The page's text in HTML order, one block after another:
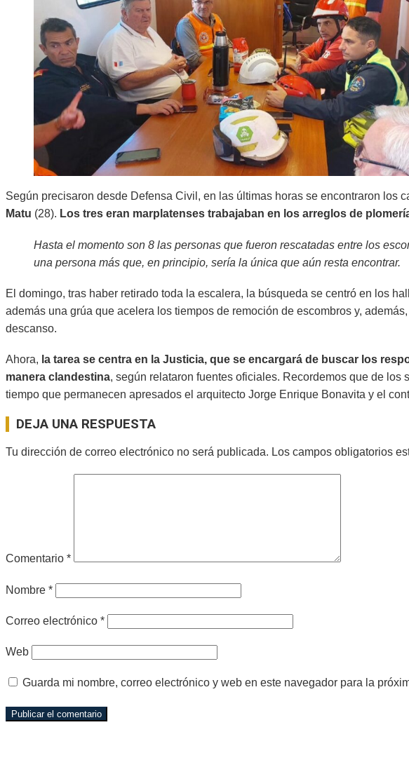
Según precisaron desde Defensa Civil, en las últimas horas se encontraron los
Matu (28). Los tres eran marplatenses trabajaban en los arreglos de
Hasta el momento son 8 las personas que fueron rescatadas entre los
una persona más que, en principio, sería la única que aún resta encontrar.
El domingo, tras haber retirado toda la escalera, la búsqueda se centró en los
además una grúa que acelera los tiempos de remoción de escombros y,
descanso.
Ahora, la tarea se centra en la Justicia, que se encargará de buscar los
manera clandestina, según relataron fuentes oficiales. Recordemos que de los
tiempo que permanecen apresados el arquitecto Jorge Enrique Bonavita y el
2024-
11-
06
DEJA UNA RESPUESTA
Tu dirección de correo electrónico no será publicada. Los campos obligatorios
Comentario *
Nombre *
Correo electrónico *
Web
Guarda mi nombre, correo electrónico y web en este navegador para la